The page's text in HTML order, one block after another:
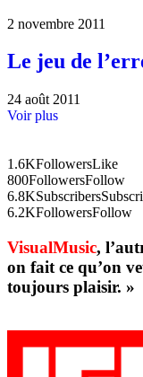
2 novembre 2011
Le jeu de
24 août 2011
Voir plus
1.6KFollowersLike
800FollowersFollow
6.8KSubscribers
6.2KFollowersFollow
VisualMusic,
on fait ce qu’on
toujours plaisir. »